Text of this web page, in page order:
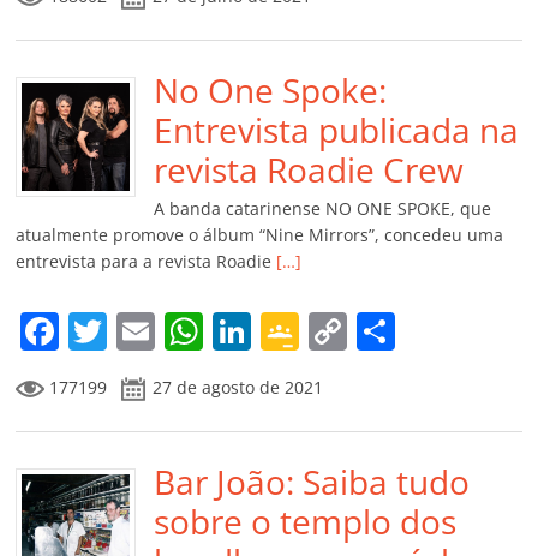
c
e
b
o
o
k
itt
er
ai
l
at
s
A
p
p
k
e
dI
n
o
gl
e
Cl
a
ss
ro
o
m
y
Li
n
k
p
til
h
ar
No One Spoke:
Entrevista publicada na
revista Roadie Crew
A banda catarinense NO ONE SPOKE, que
atualmente promove o álbum “Nine Mirrors”, concedeu uma
entrevista para a revista Roadie […]
F
a
c
e
b
o
T
w
itt
er
E
m
ai
l
W
at
s
A
p
Li
n
k
e
dI
n
G
o
o
gl
e
Cl
C
y
Li
n
p
ar
til
177199 27 de agosto de 2021
Bar João: Saiba tudo
sobre o templo dos